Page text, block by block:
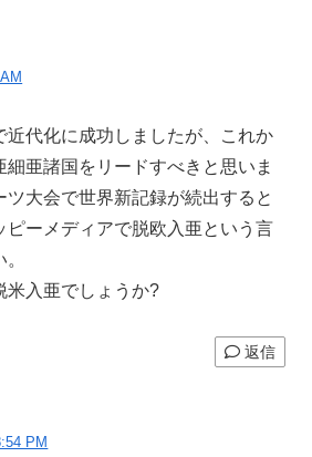
近代化に成功しましたが、これか
細亜諸国をリードすべきと思いま
ツ大会で世界新記録が続出すると
ピーメディアで脱欧入亜という言
米入亜でしょうか?
返信
PM